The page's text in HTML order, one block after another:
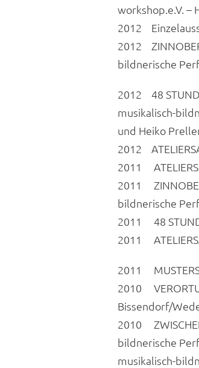
workshop.e.V. –
2012
2012
bildnerische
2012 48
musikalisch-
und Heiko
2012
2011
2011
bildnerische
2011 48
2011
2011
2010
Bissendorf/
2010
bildnerische
musikalisch-